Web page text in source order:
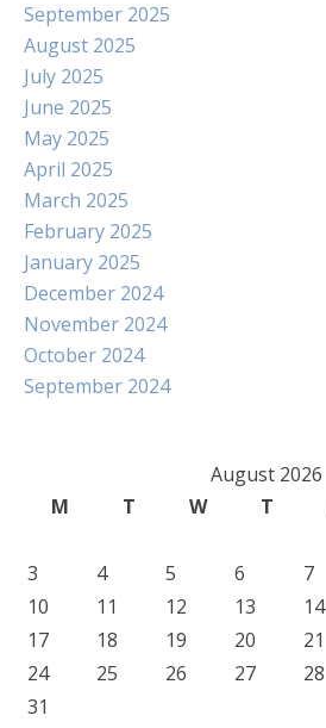
September 2025
August 2025
July 2025
June 2025
May 2025
April 2025
March 2025
February 2025
January 2025
December 2024
November 2024
October 2024
September 2024
August 2026
M
T W T
3
4 5 6 7
10
11 12 13 14
17
18 19 20 21
24
25 26 27 28
31